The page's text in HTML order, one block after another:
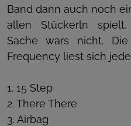
Band dann auch noch
allen Stückerln spielt.
Sache wars nicht.
Frequency liest sich
1. 15 Step
2. There There
3. Airbag